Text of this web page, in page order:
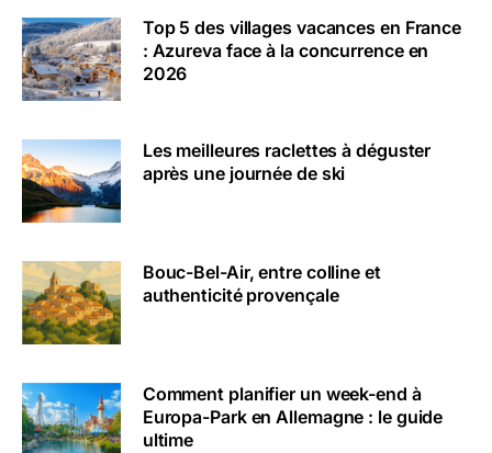
Top 5 des villages vacances en France
: Azureva face à la concurrence en
2026
Les meilleures raclettes à déguster
après une journée de ski
Bouc-Bel-Air, entre colline et
authenticité provençale
Comment planifier un week-end à
Europa-Park en Allemagne : le guide
ultime